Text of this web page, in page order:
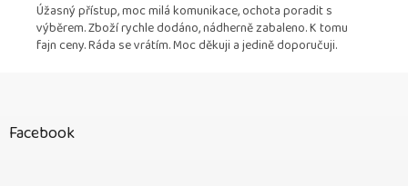
Úžasný přístup, moc milá komunikace, ochota poradit s
výběrem. Zboží rychle dodáno, nádherně zabaleno. K tomu
fajn ceny. Ráda se vrátím. Moc děkuji a jedině doporučuji.
Facebook